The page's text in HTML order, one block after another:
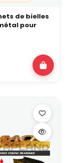
de bielles
pour